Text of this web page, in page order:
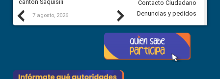
Previous
cantón Saquisilí
7 agosto, 2026 7 agosto, 2026
Next
Contacto Ciudadano
Denuncias y pedidos